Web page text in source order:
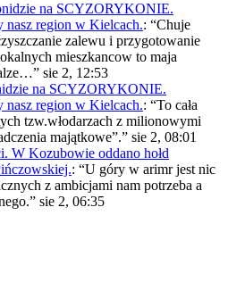
na SCYZORYKONIE.
nasz region w Kielcach.: “Chuje
zalewu i przygotowanie
mieszkancow to maja
” sie 2, 12:53
na SCYZORYKONIE.
nasz region w Kielcach.: “To cała
tzw.włodarzach z milionowymi
majątkowe”.” sie 2, 08:01
W Kozubowie oddano hołd
: “U góry w arimr jest nic
z ambicjami nam potrzeba a
” sie 2, 06:35